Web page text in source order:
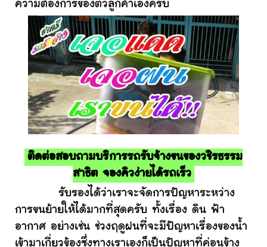
ความต้องการของตัวลูกค้าเองครับ
ติดต่อสอบถามบริการรถรับจ้างขนของวชิรธรรม
สาธิต จองคิวง่ายได้รถเร็ว
รับรองได้ว่าเราจะจัดการปัญหาระหว่าง
การขนย้ายให้ได้มากที่สุดครับ ทั้งเรื่อง ดิน ฟ้า
อากาศ อย่างเช่น ช่วงฤดูฝนที่จะมีปัญหาเรื่องของน้ำ
เข้ามาเกี่ยวข้องซึ่งทางเราเองก็เป็นปัญหาที่ค่อนข้าง